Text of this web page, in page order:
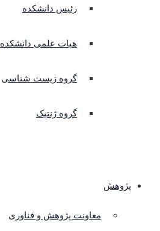
رئیس دانشکده
هیات علمی دانشکده
گروه زیست شناسی
گروه ژنتیک
پژوهش
معاونت پژوهش و فناوری